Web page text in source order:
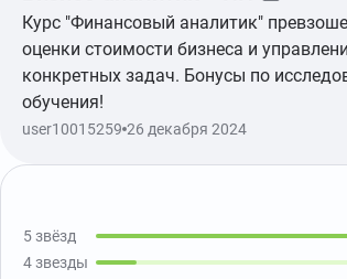
Показать ещё
Курс "Финансовый аналитик"
оценки стоимости бизнеса и
конкретных задач. Бонусы по
обучения!
Показать ещё
user10015259 26 декабря 2024
5 звёзд
4 звезды